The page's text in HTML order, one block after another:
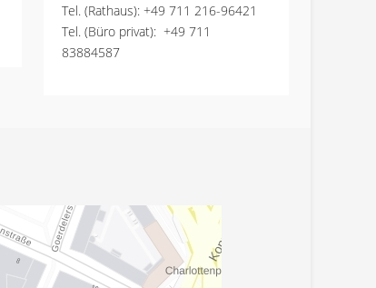
Tel. (Rathaus): +49 711 216-96421
Tel. (Büro privat): +49 711
83884587